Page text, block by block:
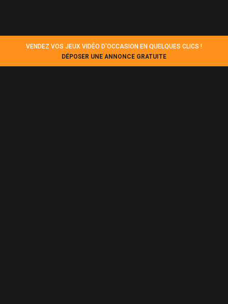
VENDEZ VOS JEUX VIDÉO D'OCCASION EN QUELQUES CLICS !
DÉPOSER UNE ANNONCE GRATUITE